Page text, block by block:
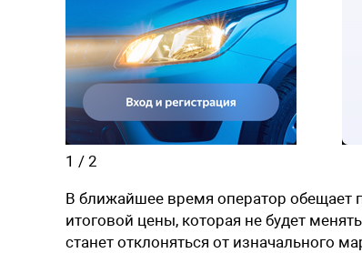
1 / 2
В ближайшее время оператор обещает
итоговой цены, которая не будет
станет отклоняться от изначального